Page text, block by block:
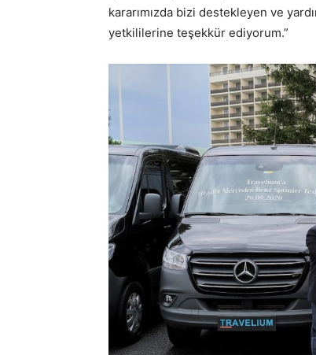
kararımızda bizi destekleyen ve
yetkililerine teşekkür ediyorum.”